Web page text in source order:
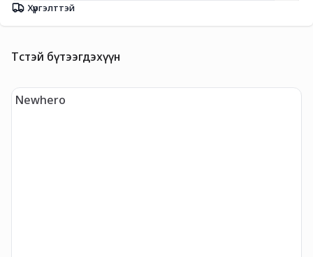
Хүргэлттэй
Төстэй бүтээгдэхүүн
Newhero